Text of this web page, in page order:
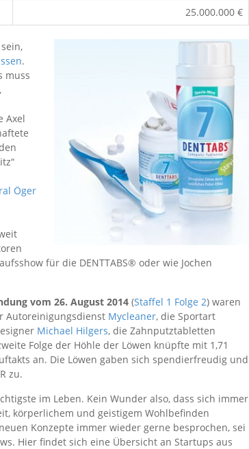
25.000.000 €
.
muss
Axel
Öger
für die DENTTABS® oder wie Jochen
vom 26. August 2014 (Staffel 1 Folge 2) waren
Autoreinigungsdienst Mycleaner, die Sportart
Michael Hilgers, die Zahnputztabletten
Folge der Höhle der Löwen knüpfte mit 1,71
an. Die Löwen gaben sich spendierfreudig und
zu.
im Leben. Kein Wunder also, dass sich immer
körperlichem und geistigem Wohlbefinden
Konzepte immer wieder gerne besprochen, sei
Hier findet sich eine Übersicht an Startups aus